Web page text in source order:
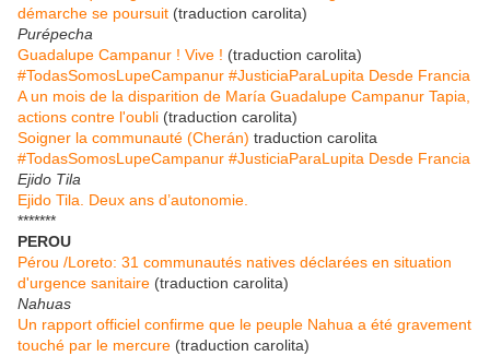
démarche se poursuit (traduction carolita)
Purépecha
Guadalupe Campanur ! Vive ! (traduction carolita)
#TodasSomosLupeCampanur #JusticiaParaLupita Desde Francia
A un mois de la disparition de María Guadalupe Campanur Tapia,
actions contre l'oubli (traduction carolita)
Soigner la communauté (Cherán) traduction carolita
#TodasSomosLupeCampanur #JusticiaParaLupita Desde Francia
Ejido Tila
Ejido Tila. Deux ans d’autonomie.
*******
PEROU
Pérou /Loreto: 31 communautés natives déclarées en situation
d'urgence sanitaire (traduction carolita)
Nahuas
Un rapport officiel confirme que le peuple Nahua a été gravement
touché par le mercure (traduction carolita)